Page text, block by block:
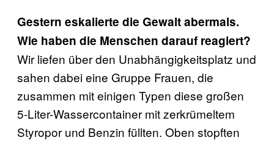
Gestern eskalierte die Gewalt abermals.
Wie haben die Menschen darauf reagiert?
Wir liefen über den Unabhängigkeitsplatz und
sahen dabei eine Gruppe Frauen, die
zusammen mit einigen Typen diese großen
5-Liter-Wassercontainer mit zerkrümeltem
Styropor und Benzin füllten. Oben stopften